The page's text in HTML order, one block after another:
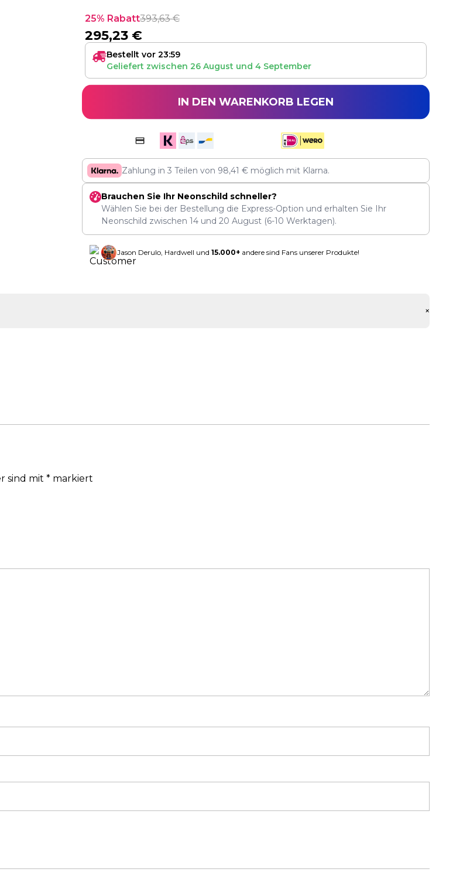
25% Rabatt393,63€
295,23 €
Bestellt vor 23:59
Geliefert zwischen 26 August und 4 September
IN DEN WARENKORB LEGEN
Zahlung in 3 Teilen von 98,41€ möglich mit Klarna.
Brauchen Sie Ihr Neonschild schneller?
Wählen Sie bei der Bestellung die Express-Option und erhalten Sie Ihr
Neonschild zwischen 14und 20 August(6-10 Werktagen).
Jason Derulo, Hardwell und 15.000+andere sind Fans unserer Produkte!
+
sind mit * markiert